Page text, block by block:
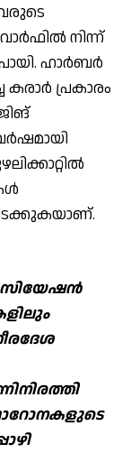
നിന്ന്
ഹാര്‍ബര്‍
പ്രകാരം